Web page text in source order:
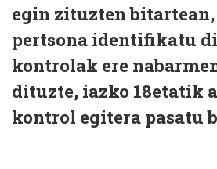
egin zituzten bitartean,
pertsona identifikatu
kontrolak ere
dituzte, iazko 18etatik
kontrol egitera pasatu